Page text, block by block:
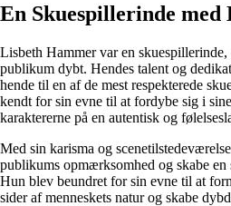
En Skuespillerinde med
Lisbeth Hammer var en skuespillerinde,
publikum dybt. Hendes talent og
hende til en af de mest respekterede
kendt for sin evne til at fordybe sig i
karaktererne på en autentisk og
Med sin karisma og
publikums opmærksomhed og skabe
Hun blev beundret for sin evne til at
sider af menneskets natur og skabe